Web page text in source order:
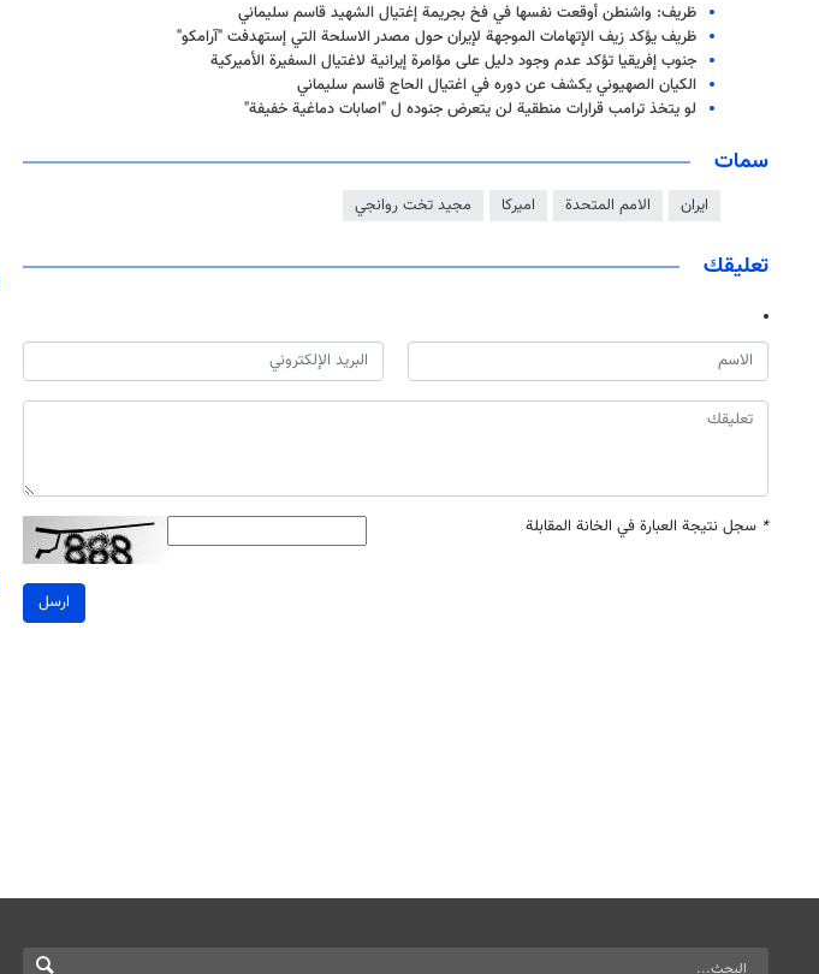
ظريف: واشنطن أوقعت نفسها في فخ بجريمة إغتيال الشهيد قاسم سليماني
ظريف يؤكد زيف الإتهامات الموجهة لإيران حول مصدر الاسلحة التي إستهدفت "آرامكو"
جنوب إفريقيا تؤكد عدم وجود دليل على مؤامرة إيرانية لاغتيال السفيرة الأميركية
الكيان الصهيوني يكشف عن دوره في اغتيال الحاج قاسم سليماني
لو يتخذ ترامب قرارات منطقية لن يتعرض جنوده ل "اصابات دماغية خفيفة"
سمات
ايران الامم المتحدة اميركا مجيد تخت روانجي
تعليقك
* سجل نتيجة العبارة في الخانة المقابلة
ارسل